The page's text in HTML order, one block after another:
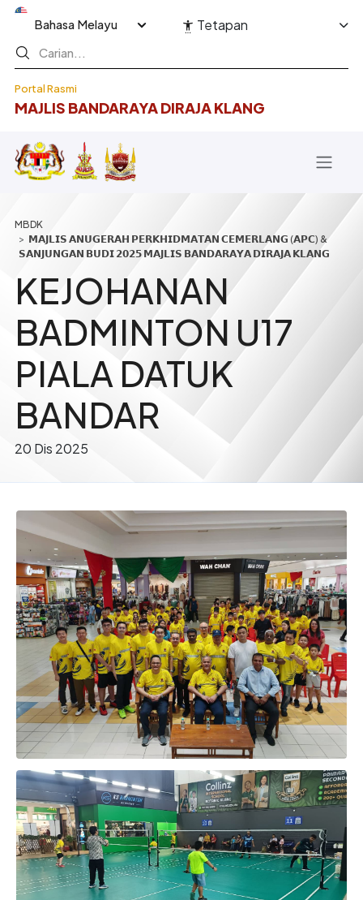
Langkau ke kandungan utama
Portal Rasmi
MAJLIS BANDARAYA DIRAJA KLANG
Select your language Tetapan
Breadcrumb
𝗠𝗔𝗝𝗟𝗜𝗦 𝗔𝗡𝗨𝗚𝗘𝗥𝗔𝗛 𝗣𝗘𝗥𝗞𝗛𝗜𝗗𝗠𝗔𝗧𝗔𝗡 𝗖𝗘𝗠𝗘𝗥𝗟𝗔𝗡𝗚 (𝗔𝗣𝗖) &
𝗦𝗔𝗡𝗝𝗨𝗡𝗚𝗔𝗡 𝗕𝗨𝗗𝗜 𝟮𝟬𝟮𝟱 𝗠𝗔𝗝𝗟𝗜𝗦 𝗕𝗔𝗡𝗗𝗔𝗥𝗔𝗬𝗔 𝗗𝗜𝗥𝗔𝗝𝗔 𝗞𝗟𝗔𝗡𝗚
KEJOHANAN
BADMINTON U17
PIALA DATUK
BANDAR
20 Dis 2025